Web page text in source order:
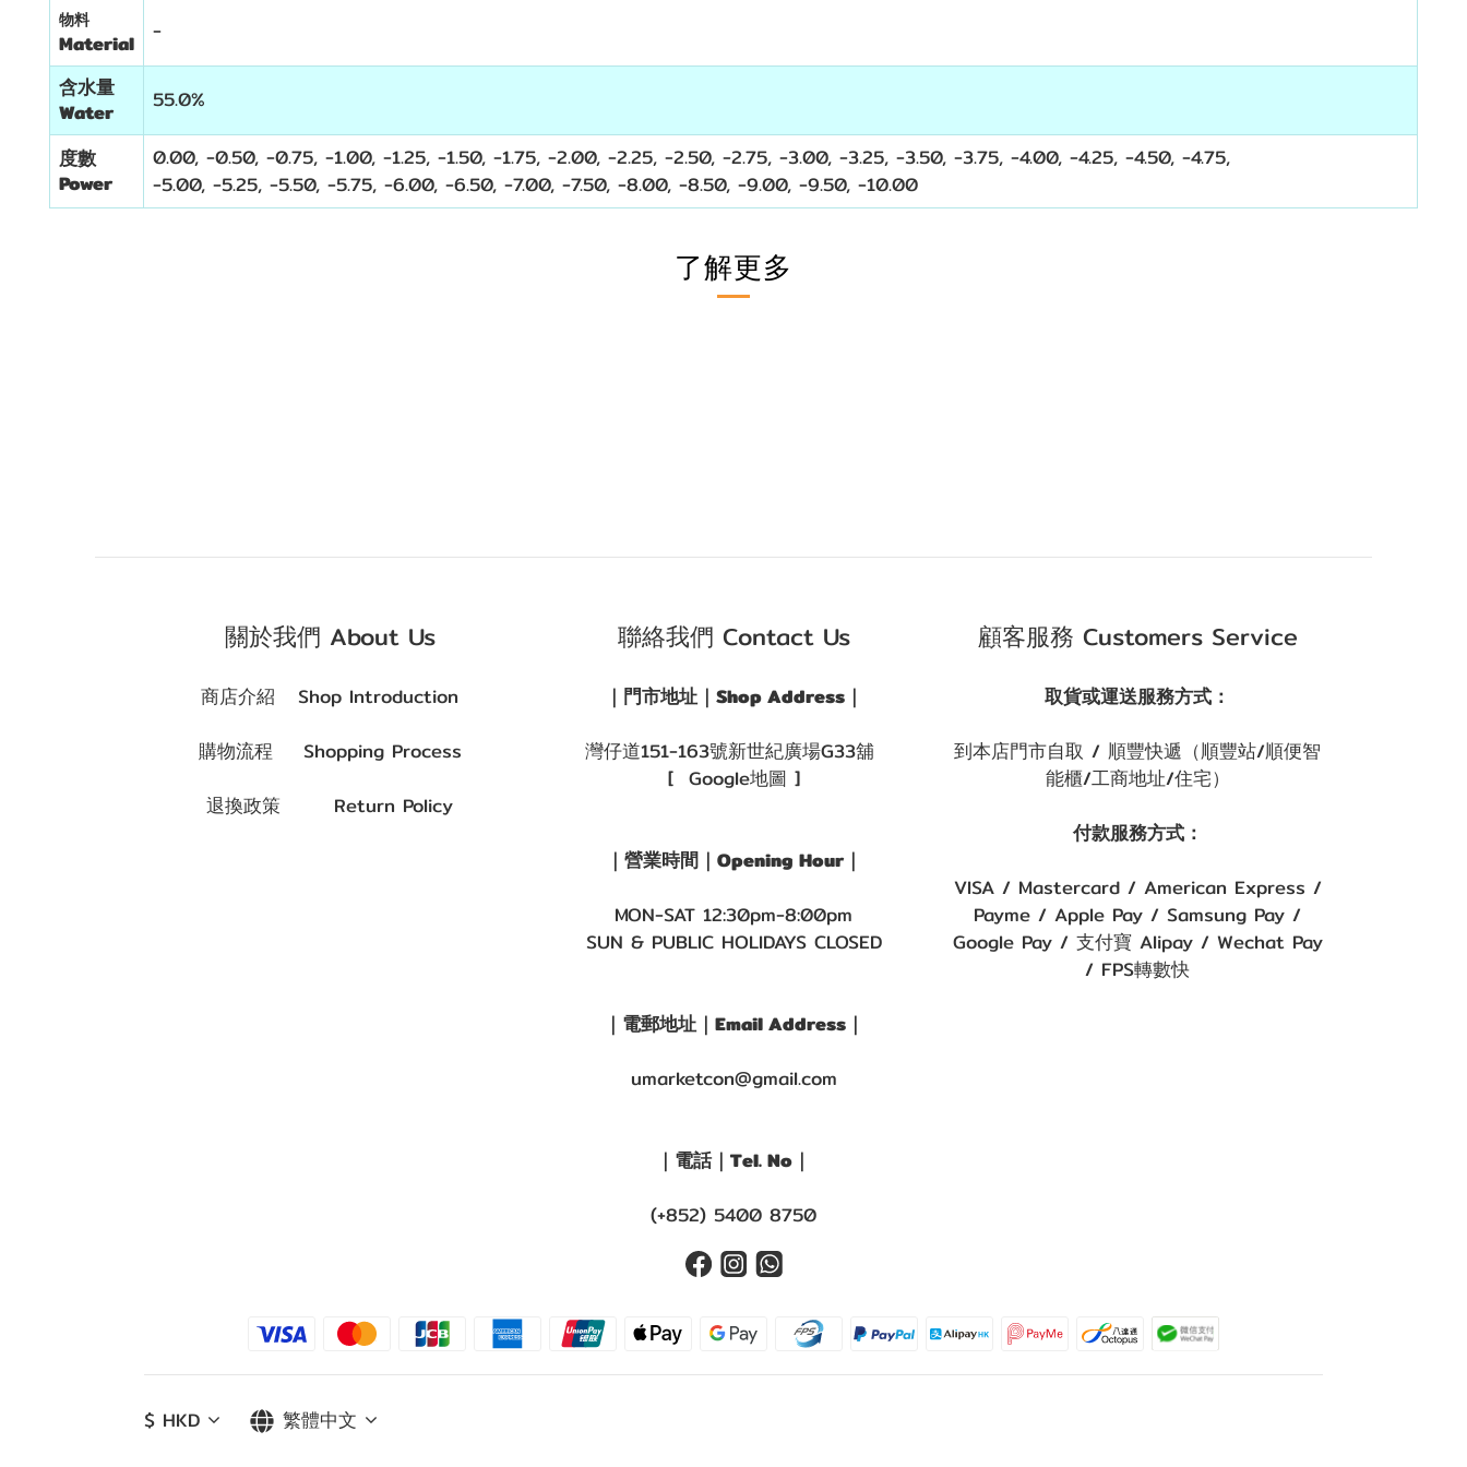
物料
Material
-
含水量
Water
55.0%
度數
Power
0.00, -0.50, -0.75, -1.00, -1.25, -1.50, -1.75, -2.00, -2.25, -2.50, -2.75, -3.00, -3.25, -3.50, -3.75, -4.00, -4.25, -4.50, -4.75,
-5.00, -5.25, -5.50, -5.75, -6.00, -6.50, -7.00, -7.50, -8.00, -8.50, -9.00, -9.50, -10.00
了解更多
關於我們 About Us
商店介紹 Shop Introduction
購物流程 Shopping Process
退換政策 Return Policy
聯絡我們 Contact Us
｜門市地址｜Shop Address｜
灣仔道151-163號新世紀廣場G33舖
[ Google地圖 ]
｜營業時間｜Opening Hour｜
MON-SAT 12:30pm-8:00pm
SUN & PUBLIC HOLIDAYS CLOSED
｜電郵地址｜Email Address｜
umarketcon@gmail.com
｜電話｜Tel. No｜
(+852) 5400 8750
顧客服務 Customers Service
取貨或運送服務方式：
到本店門市自取 / 順豐快遞（順豐站/順便智
能櫃/工商地址/住宅）
付款服務方式：
VISA / Mastercard / American Express /
Payme / Apple Pay / Samsung Pay /
Google Pay / 支付寶 Alipay / Wechat Pay
/ FPS轉數快
$ HKD 繁體中文